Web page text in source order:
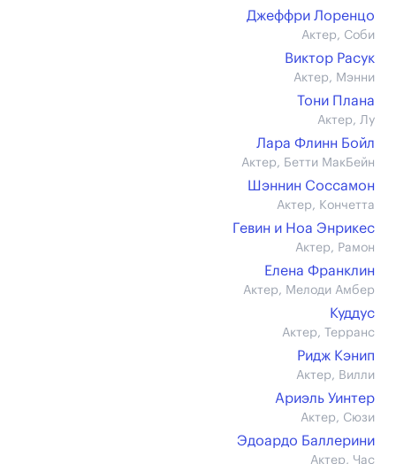
Джеффри Лоренцо
Актер, Соби
Виктор Расук
Актер, Мэнни
Тони Плана
Актер, Лу
Лара Флинн Бойл
Актер, Бетти МакБейн
Шэннин Соссамон
Актер, Кончетта
Гевин и Ноа Энрикес
Актер, Рамон
Елена Франклин
Актер, Мелоди Амбер
Куддус
Актер, Терранс
Ридж Кэнип
Актер, Вилли
Ариэль Уинтер
Актер, Сюзи
Эдоардо Баллерини
Актер, Час